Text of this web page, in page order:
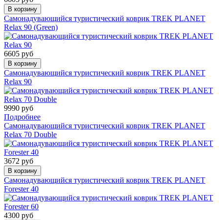
В корзину
Самонадувающийся туристический коврик TREK PLANET
Relax 90 (Green)
6605 руб
В корзину
Самонадувающийся туристический коврик TREK PLANET
Relax 90
9990 руб
Подробнее
Самонадувающийся туристический коврик TREK PLANET
Relax 70 Double
3672 руб
В корзину
Самонадувающийся туристический коврик TREK PLANET
Forester 40
4300 руб